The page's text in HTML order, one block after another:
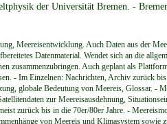
der Universität Bremen. -
Meereisentwicklung. Auch Daten aus der
Datenmaterial. Wendet sich an die
zusammenzubringen. Auch geplant als
- Im Einzelnen: Nachrichten, Archiv zurück
globale Bedeutung von Meereis, Glossar. -
zur Meereisausdehnung,
zurück bis in die 70er/80er Jahre. -
von Meereis und Klimasystem sowie